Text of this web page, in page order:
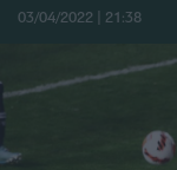
03/04/2022 | 21:38